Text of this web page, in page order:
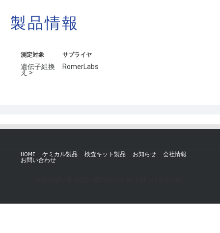
製品情報
測定対象
遺伝子組換
え >
サプライヤ
RomerLabs
HOME ケミカル製品 検査キット製品 お知らせ
会社情報
お問い合わせ